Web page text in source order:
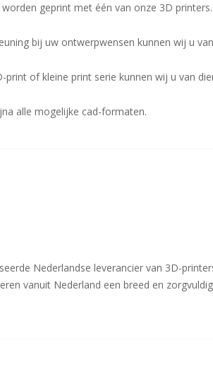
geprint met één van onze 3D
bij uw ontwerpwensen kunnen wij u
print of kleine print serie kunnen wij u van
alle mogelijke cad-formaten.
Nederlandse leverancier van 3D-
vanuit Nederland een breed en